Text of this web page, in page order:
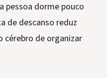
pessoa dorme pouco
de descanso reduz
cérebro de organizar